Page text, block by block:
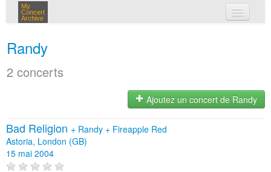
My
Concert
Archive
Randy
2 concerts
Ajoutez un concert de Randy
Bad Religion + Randy + Fireapple Red
Astoria, London (GB)
15 mai 2004